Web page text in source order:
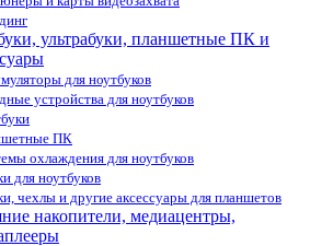
ультрабуки, планшетные ПК и
для ноутбуков
устройства для ноутбуков
ПК
охлаждения для ноутбуков
для ноутбуков
чехлы и другие аксессуары для планшетов
накопители, медиацентры,